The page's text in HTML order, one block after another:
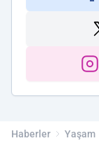
Haberler Yaşam